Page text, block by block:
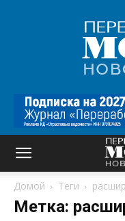
Домой Теги
Метка: